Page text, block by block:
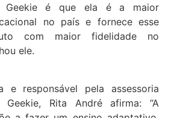
Geekie é que ela é a maior
no país e fornece esse
com maior fidelidade no
ele.
e responsável pela assessoria
Geekie, Rita André afirma: “A